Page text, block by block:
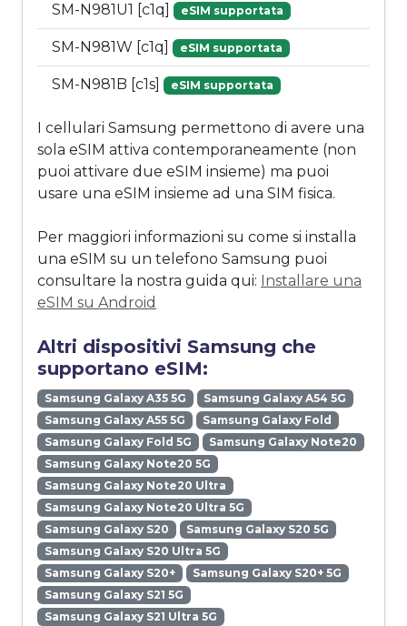
SM-N981U1 [c1q] eSIM supportata
SM-N981W [c1q] eSIM supportata
SM-N981B [c1s] eSIM supportata
I cellulari Samsung permettono di avere una
sola eSIM attiva contemporaneamente (non
puoi attivare due eSIM insieme) ma puoi
usare una eSIM insieme ad una SIM fisica.
Per maggiori informazioni su come si installa
una eSIM su un telefono Samsung puoi
consultare la nostra guida qui: Installare una
eSIM su Android
Altri dispositivi Samsung che
supportano eSIM:
Samsung Galaxy A35 5G
Samsung Galaxy A54 5G
Samsung Galaxy A55 5G
Samsung Galaxy Fold
Samsung Galaxy Fold 5G
Samsung Galaxy Note20
Samsung Galaxy Note20 5G
Samsung Galaxy Note20 Ultra
Samsung Galaxy Note20 Ultra 5G
Samsung Galaxy S20
Samsung Galaxy S20 5G
Samsung Galaxy S20 Ultra 5G
Samsung Galaxy S20+
Samsung Galaxy S20+ 5G
Samsung Galaxy S21 5G
Samsung Galaxy S21 Ultra 5G